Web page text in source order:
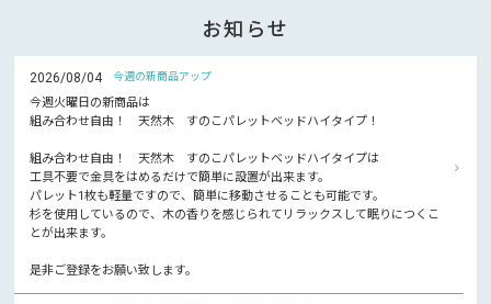
お知らせ
2026/08/04 今週の新商品アップ
今週火曜日の新商品は
組み合わせ自由！ 天然木 すのこパレットベッドハイタイプ！
組み合わせ自由！ 天然木 すのこパレットベッドハイタイプは
工具不要で金具をはめるだけで簡単に設置が出来ます。
パレット1枚も軽量ですので、簡単に移動させることも可能です。
杉を使用しているので、木の香りを感じられてリラックスして眠りにつくこ
とが出来ます。
是非ご登録をお願い致します。